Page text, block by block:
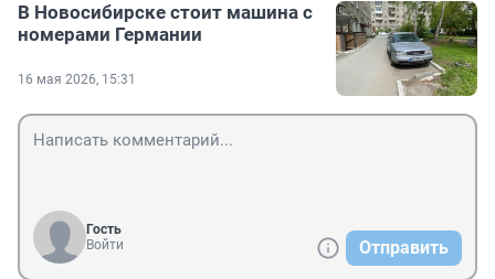
В Новосибирске стоит машина с
номерами Германии
16 мая 2026, 15:31
Гость
Войти
Отправить